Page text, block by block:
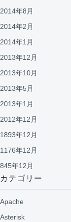
2014年8月
2014年2月
2014年1月
2013年12月
2013年10月
2013年5月
2013年1月
2012年12月
1893年12月
1176年12月
845年12月
カテゴリー
Apache
Asterisk